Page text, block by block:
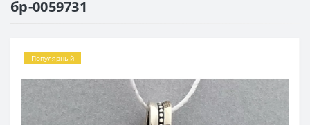
бр-0059731
Популярный